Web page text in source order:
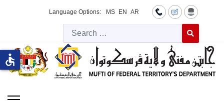
Language Options: MS EN AR
Type 2 or
accessible